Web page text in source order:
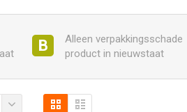
B
Alleen verpakkingsschade
product in nieuwstaat